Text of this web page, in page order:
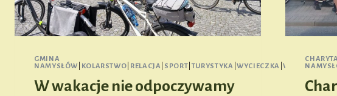
GMINA
NAMYSŁÓW
KOLARSTWO RELACJA SPORT TURYSTYKA |WYCIECZKA |WYDARZENIE
W wakacje nie odpoczywamy